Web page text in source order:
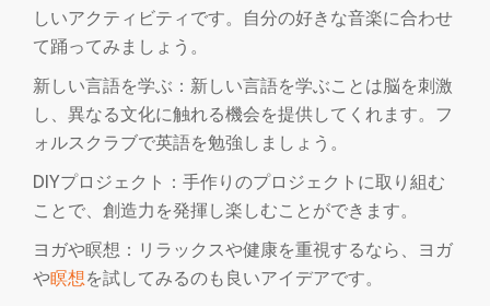
しいアクティビティです。自分の好きな音楽に合わせ
て踊ってみましょう。
新しい言語を学ぶ：新しい言語を学ぶことは脳を刺激
し、異なる文化に触れる機会を提供してくれます。フ
ォルスクラブで英語を勉強しましょう。
DIYプロジェクト：手作りのプロジェクトに取り組む
ことで、創造力を発揮し楽しむことができます。
ヨガや瞑想：リラックスや健康を重視するなら、ヨガ
や瞑想を試してみるのも良いアイデアです。